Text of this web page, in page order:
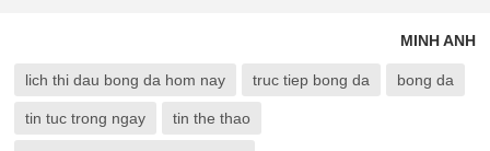
MINH ANH
lich thi dau bong da hom nay truc tiep bong da bong da
tin tuc trong ngay tin the thao